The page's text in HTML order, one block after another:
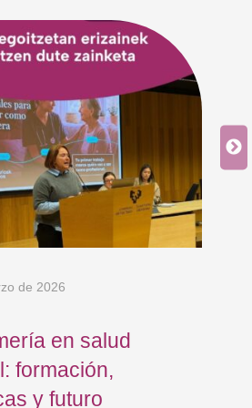
de 2026
en salud
formación,
y futuro